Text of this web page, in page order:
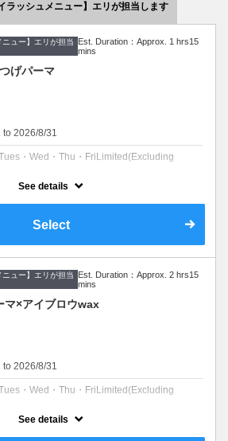
ラッシュメニュー】エリが担当します
ニュー】エリが担当
Est. Duration：Approx. 1 hrs15
mins
げパーマ
to 2026/8/31
・Wed・Thu・FriLimited(Excluding
to 17:00
ください。
の印象は全然違いますよ^^
See details
Select
ニュー】エリが担当
Est. Duration：Approx. 2 hrs15
mins
マ×アイブロウwax
to 2026/8/31
・Wed・Thu・FriLimited(Excluding
to 17:00
See details